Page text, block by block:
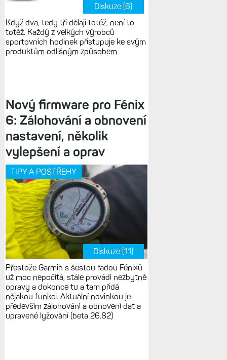
Diskuze (6)
Když dva, tedy tři dělají totéž, není to
totéž. Každý z velkých výrobců
sportovních hodinek přistupuje ke svým
produktům odlišným způsobem
Nový firmware pro Fénix
6: Zálohování a obnovení
nastavení, několik
vylepšení a oprav
TIPY A POSTŘEHY
Diskuze (11)
Přestože Garmin s šestou řadou Fénixů
už moc nepočítá, stále provádí nezbytné
opravy a dokonce tu a tam přidá
nějakou funkci. Aktuální novinkou je
především zálohování a obnovení dat a
upravené lyžování (beta 26.82)